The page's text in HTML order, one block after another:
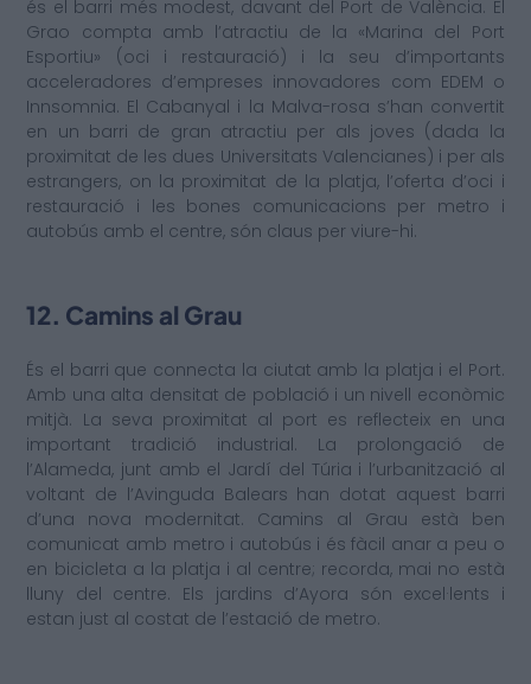
és el barri més modest, davant del Port de València. El
Grao compta amb l’atractiu de la «Marina del Port
Esportiu» (oci i restauració) i la seu d’importants
acceleradores d’empreses innovadores com EDEM o
Innsomnia. El Cabanyal i la Malva-rosa s’han convertit
en un barri de gran atractiu per als joves (dada la
proximitat de les dues Universitats Valencianes) i per als
estrangers, on la proximitat de la platja, l’oferta d’oci i
restauració i les bones comunicacions per metro i
autobús amb el centre, són claus per viure-hi.
12. Camins al Grau
És el barri que connecta la ciutat amb la platja i el Port.
Amb una alta densitat de població i un nivell econòmic
mitjà. La seva proximitat al port es reflecteix en una
important tradició industrial. La prolongació de
l’Alameda, junt amb el Jardí del Túria i l’urbanització al
voltant de l’Avinguda Balears han dotat aquest barri
d’una nova modernitat. Camins al Grau està ben
comunicat amb metro i autobús i és fàcil anar a peu o
en bicicleta a la platja i al centre; recorda, mai no està
lluny del centre. Els jardins d’Ayora són excel·lents i
estan just al costat de l’estació de metro.